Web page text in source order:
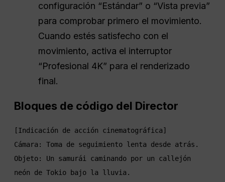
configuración “Estándar” o “Vista previa”
para comprobar primero el movimiento.
Cuando estés satisfecho con el
movimiento, activa el interruptor
“Profesional 4K” para el renderizado
final.
Bloques de código del Director
[Indicación de acción cinematográfica]
Cámara: Toma de seguimiento lenta desde atrás.
Objeto: Un samurái caminando por un callejón
neón de Tokio bajo la lluvia.